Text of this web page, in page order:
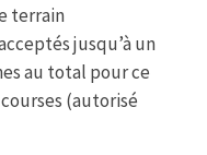
terrain
jusqu’à un
au total pour ce
(autorisé